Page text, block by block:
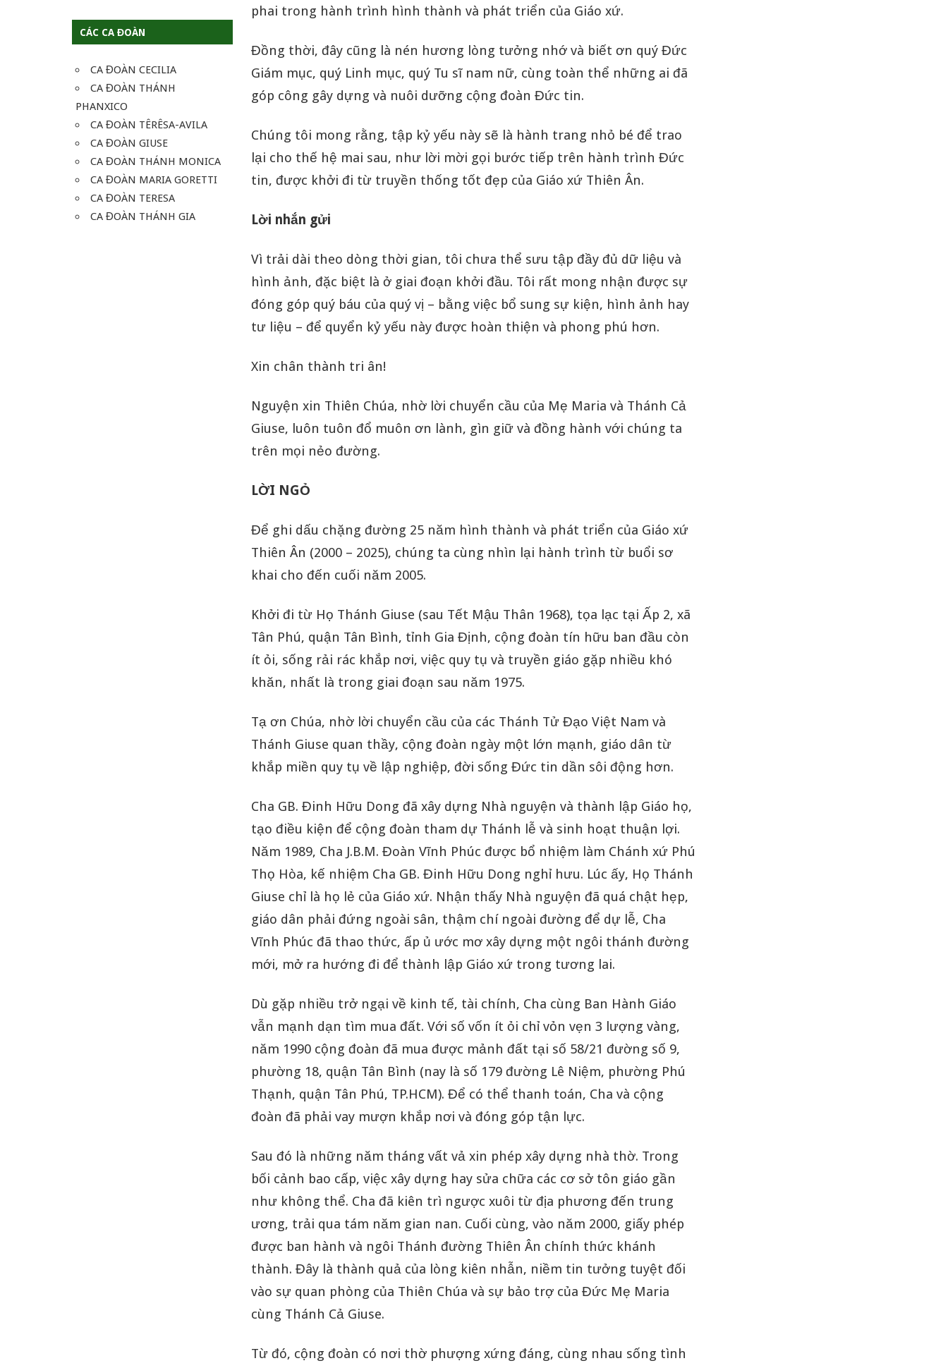
CÁC CA ĐOÀN
CA ĐOÀN CECILIA
CA ĐOÀN THÁNH
PHANXICO
CA ĐOÀN TÊRÊSA-AVILA
CA ĐOÀN GIUSE
CA ĐOÀN THÁNH MONICA
CA ĐOÀN MARIA GORETTI
CA ĐOÀN TERESA
CA ĐOÀN THÁNH GIA
phai trong hành trình hình thành và phát triển của Giáo xứ.
Đồng thời, đây cũng là nén hương lòng tưởng nhớ và biết ơn quý Đức
Giám mục, quý Linh mục, quý Tu sĩ nam nữ, cùng toàn thể những ai đã
góp công gây dựng và nuôi dưỡng cộng đoàn Đức tin.
Chúng tôi mong rằng, tập kỷ yếu này sẽ là hành trang nhỏ bé để trao
lại cho thế hệ mai sau, như lời mời gọi bước tiếp trên hành trình Đức
tin, được khởi đi từ truyền thống tốt đẹp của Giáo xứ Thiên Ân.
Lời nhắn gửi
Vì trải dài theo dòng thời gian, tôi chưa thể sưu tập đầy đủ dữ liệu và
hình ảnh, đặc biệt là ở giai đoạn khởi đầu. Tôi rất mong nhận được sự
đóng góp quý báu của quý vị – bằng việc bổ sung sự kiện, hình ảnh hay
tư liệu – để quyển kỷ yếu này được hoàn thiện và phong phú hơn.
Xin chân thành tri ân!
Nguyện xin Thiên Chúa, nhờ lời chuyển cầu của Mẹ Maria và Thánh Cả
Giuse, luôn tuôn đổ muôn ơn lành, gìn giữ và đồng hành với chúng ta
trên mọi nẻo đường.
LỜI NGỎ
Để ghi dấu chặng đường 25 năm hình thành và phát triển của Giáo xứ
Thiên Ân (2000 – 2025), chúng ta cùng nhìn lại hành trình từ buổi sơ
khai cho đến cuối năm 2005.
Khởi đi từ Họ Thánh Giuse (sau Tết Mậu Thân 1968), tọa lạc tại Ấp 2, xã
Tân Phú, quận Tân Bình, tỉnh Gia Định, cộng đoàn tín hữu ban đầu còn
ít ỏi, sống rải rác khắp nơi, việc quy tụ và truyền giáo gặp nhiều khó
khăn, nhất là trong giai đoạn sau năm 1975.
Tạ ơn Chúa, nhờ lời chuyển cầu của các Thánh Tử Đạo Việt Nam và
Thánh Giuse quan thầy, cộng đoàn ngày một lớn mạnh, giáo dân từ
khắp miền quy tụ về lập nghiệp, đời sống Đức tin dần sôi động hơn.
Cha GB. Đinh Hữu Dong đã xây dựng Nhà nguyện và thành lập Giáo họ,
tạo điều kiện để cộng đoàn tham dự Thánh lễ và sinh hoạt thuận lợi.
Năm 1989, Cha J.B.M. Đoàn Vĩnh Phúc được bổ nhiệm làm Chánh xứ Phú
Thọ Hòa, kế nhiệm Cha GB. Đinh Hữu Dong nghỉ hưu. Lúc ấy, Họ Thánh
Giuse chỉ là họ lẻ của Giáo xứ. Nhận thấy Nhà nguyện đã quá chật hẹp,
giáo dân phải đứng ngoài sân, thậm chí ngoài đường để dự lễ, Cha
Vĩnh Phúc đã thao thức, ấp ủ ước mơ xây dựng một ngôi thánh đường
mới, mở ra hướng đi để thành lập Giáo xứ trong tương lai.
Dù gặp nhiều trở ngại về kinh tế, tài chính, Cha cùng Ban Hành Giáo
vẫn mạnh dạn tìm mua đất. Với số vốn ít ỏi chỉ vỏn vẹn 3 lượng vàng,
năm 1990 cộng đoàn đã mua được mảnh đất tại số 58/21 đường số 9,
phường 18, quận Tân Bình (nay là số 179 đường Lê Niệm, phường Phú
Thạnh, quận Tân Phú, TP.HCM). Để có thể thanh toán, Cha và cộng
đoàn đã phải vay mượn khắp nơi và đóng góp tận lực.
Sau đó là những năm tháng vất vả xin phép xây dựng nhà thờ. Trong
bối cảnh bao cấp, việc xây dựng hay sửa chữa các cơ sở tôn giáo gần
như không thể. Cha đã kiên trì ngược xuôi từ địa phương đến trung
ương, trải qua tám năm gian nan. Cuối cùng, vào năm 2000, giấy phép
được ban hành và ngôi Thánh đường Thiên Ân chính thức khánh
thành. Đây là thành quả của lòng kiên nhẫn, niềm tin tưởng tuyệt đối
vào sự quan phòng của Thiên Chúa và sự bảo trợ của Đức Mẹ Maria
cùng Thánh Cả Giuse.
Từ đó, cộng đoàn có nơi thờ phượng xứng đáng, cùng nhau sống tình